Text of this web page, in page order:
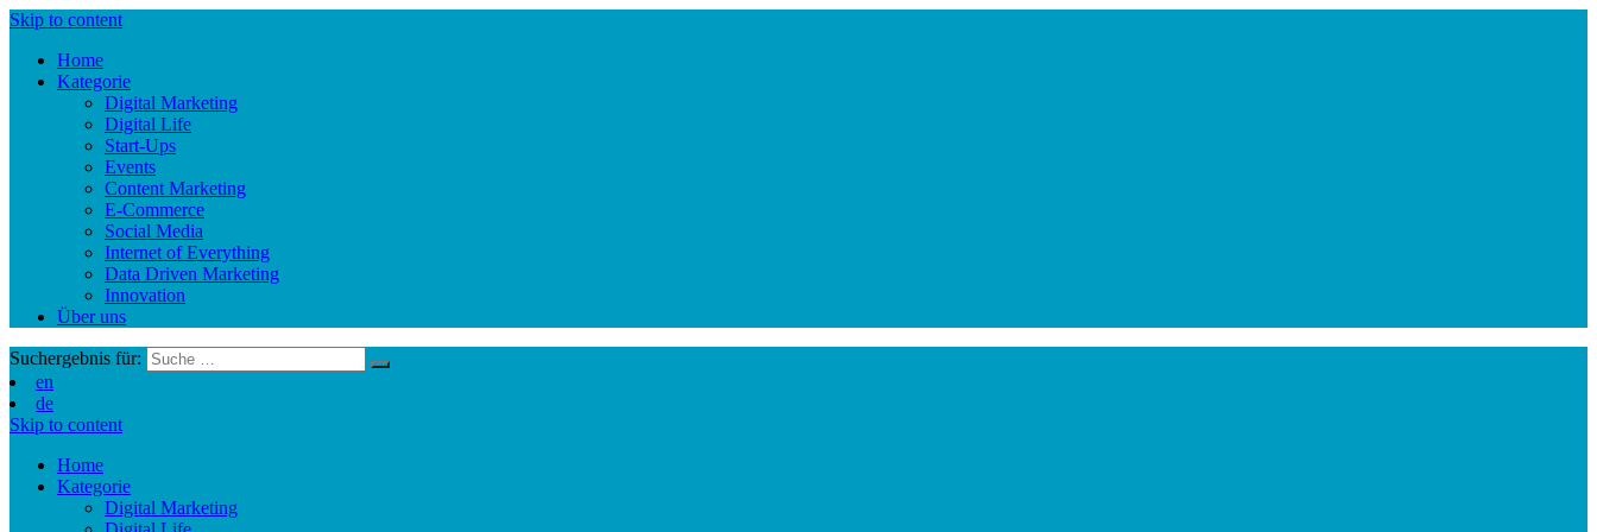
Skip to content
Home
Kategorie
Digital Marketing
Digital Life
Start-Ups
Events
Content Marketing
E-Commerce
Social Media
Internet of Everything
Data Driven Marketing
Innovation
Über uns
Suchergebnis für:
en
de
Skip to content
Home
Kategorie
Digital Marketing